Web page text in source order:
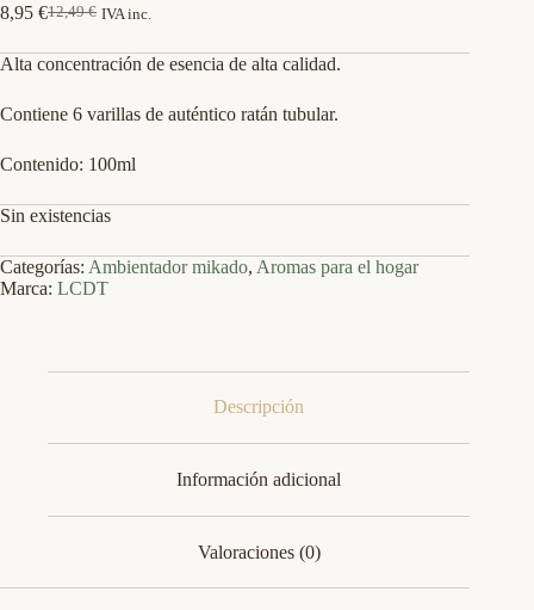
12,49€
El
original
12,49 €.
8,95 €El
actual
8,95 €.
IVA inc.
Alta concentración de esencia de alta calidad.
Contiene 6 varillas de auténtico ratán tubular.
Contenido: 100ml
Sin existencias
Categorías: Ambientador mikado, Aromas para el hogar
Marca: LCDT
Descripción
Información adicional
Valoraciones (0)